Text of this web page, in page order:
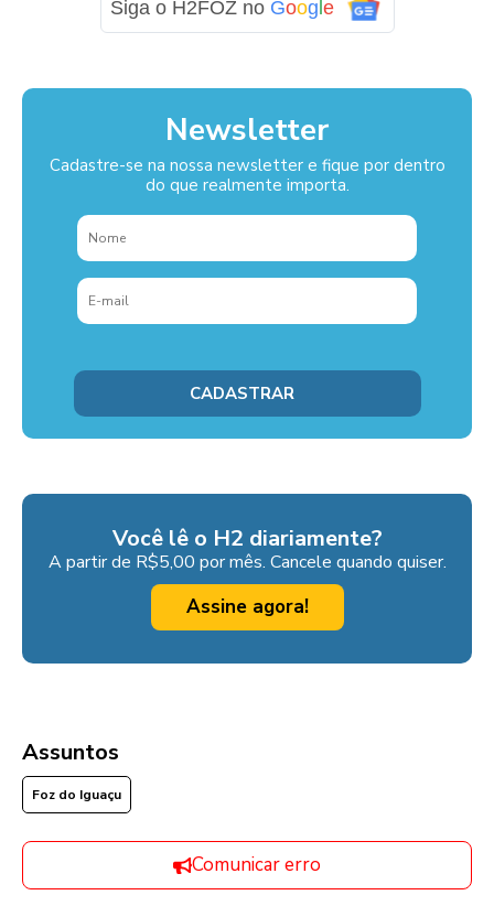
Siga o H2FOZ no Goog e
Newsletter
Cadastre-se na nossa newsletter e fique por dentro
do que realmente importa.
Você lê o H2 diariamente?
A partir de R$5,00 por mês. Cancele quando quiser.
Assine agora!
Assuntos
Foz do Iguaçu
Comunicar erro